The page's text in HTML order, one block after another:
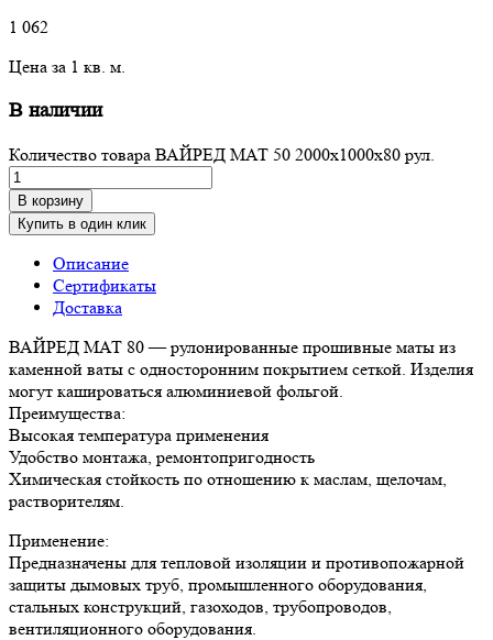
1 062
Цена за 1 кв. м.
В наличии
Количество товара ВАЙРЕД МАТ 50 2000x1000x80 рул.
В корзину
Купить в один клик
Описание
Сертификаты
Доставка
ВАЙРЕД МАТ 80 — рулонированные прошивные маты из
каменной ваты с односторонним покрытием сеткой. Изделия
могут кашироваться алюминиевой фольгой.
Преимущества:
Высокая температура применения
Удобство монтажа, ремонтопригодность
Химическая стойкость по отношению к маслам, щелочам,
растворителям.
Применение:
Предназначены для тепловой изоляции и противопожарной
защиты дымовых труб, промышленного оборудования,
стальных конструкций, газоходов, трубопроводов,
вентиляционного оборудования.